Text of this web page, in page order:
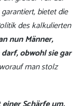
bietet die
des kalkulierten
nun Männer,
obwohl sie gar
man stolz